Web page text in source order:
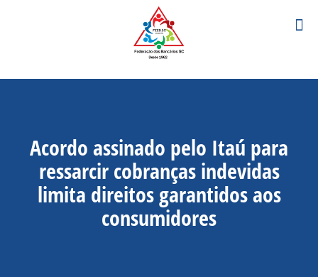
Acordo assinado pelo Itaú para
ressarcir cobranças indevidas
limita direitos garantidos aos
consumidores